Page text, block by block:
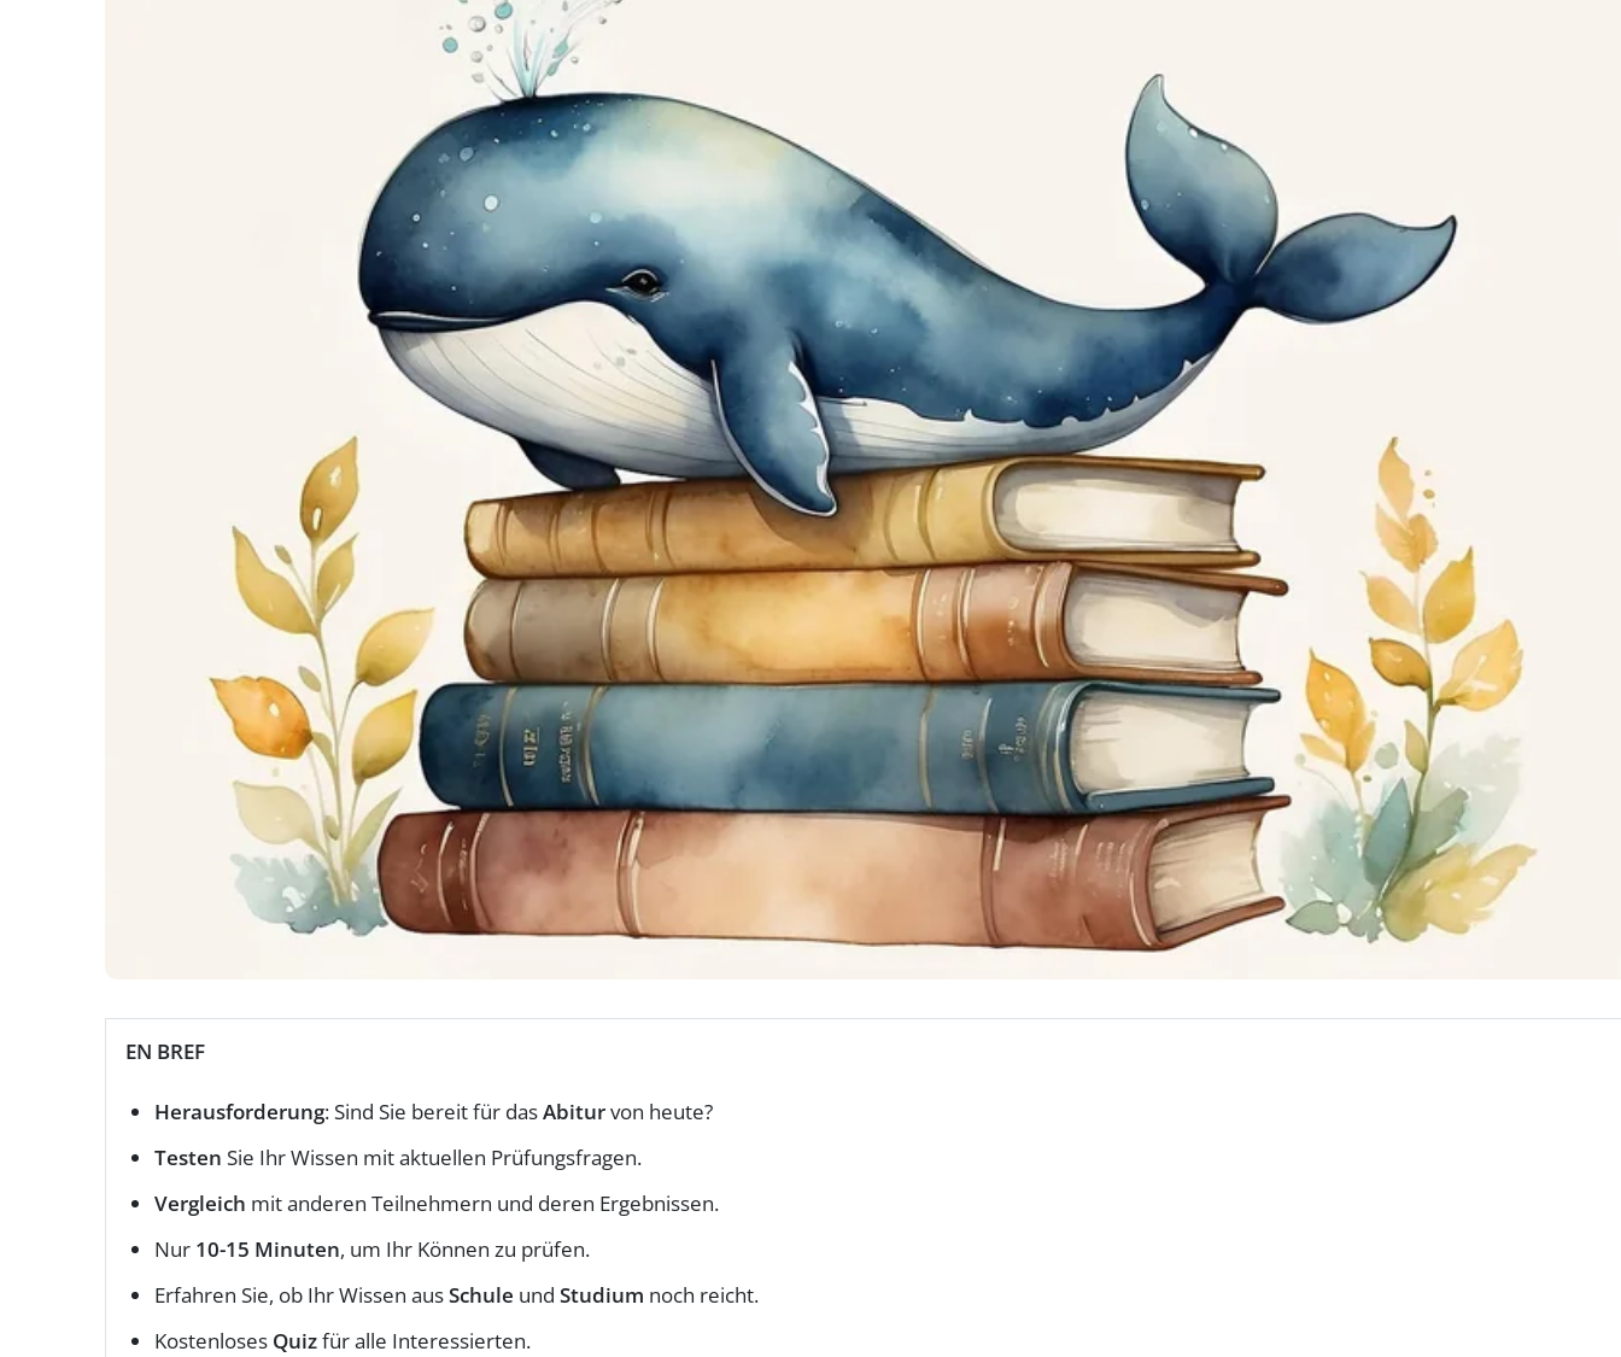
EN BREF
Herausforderung: Sind Sie bereit für dasAbiturvon heute?
Testen Sie Ihr Wissen mit aktuellen Prüfungsfragen.
Vergleich mit anderen Teilnehmern und deren Ergebnissen.
Nur 10-15 Minuten, um Ihr Können zu prüfen.
Erfahren Sie, ob Ihr Wissen ausSchule und Studium noch reicht.
Kostenloses Quizfür alle Interessierten.